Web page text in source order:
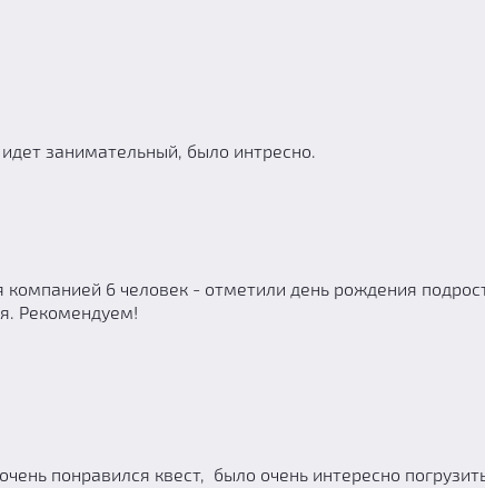
занимательный, было интресно.
компанией 6 человек - отметили день рождения
Рекомендуем!
понравился квест, было очень интересно